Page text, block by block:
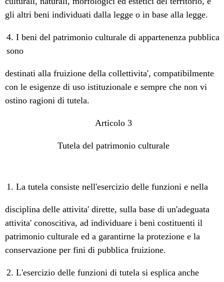
gli altri beni individuati dalla legge o in base alla legge.
4. I beni del patrimonio culturale di appartenenza pubblica
sono
destinati alla fruizione della collettivita', compatibilmente
con le esigenze di uso istituzionale e sempre che non vi
ostino ragioni di tutela.
Articolo 3
Tutela del patrimonio culturale
1. La tutela consiste nell'esercizio delle funzioni e nella
disciplina delle attivita' dirette, sulla base di un'adeguata
attivita' conoscitiva, ad individuare i beni costituenti il
patrimonio culturale ed a garantirne la protezione e la
conservazione per fini di pubblica fruizione.
2. L'esercizio delle funzioni di tutela si esplica anche